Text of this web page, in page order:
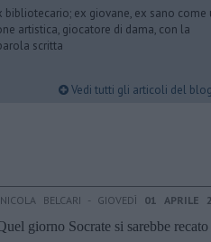
bibliotecario; ex giovane, ex sano come
artistica, giocatore di dama, con la
scritta
Vedi tutti gli articoli del
BELCARI - GIOVEDÌ 01 APRILE
giorno Socrate si sarebbe